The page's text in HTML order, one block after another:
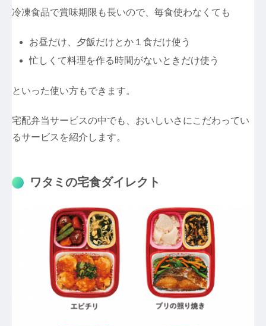
冷凍食品で賞味期限も長いので、毎食使わなくても
お昼だけ、夕飯だけとか１食だけ使う
忙しくて料理を作る時間がないときだけ使う
といった使い方もできます。
宅配弁当サービスの中でも、おいしいさにこだわってい
るサービスを紹介します。
ワタミの宅食ダイレクト